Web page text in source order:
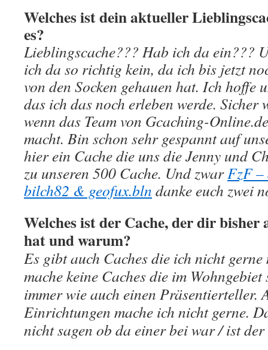
Welches ist dein aktueller
es?
Lieblingscache??? Hab ich da ein???
ich da so richtig kein, da ich bis jetzt
von den Socken gehauen hat. Ich hoffe
das ich das noch erleben werde. Sicher
wenn das Team von Gcaching-
macht. Bin schon sehr gespannt auf
hier ein Cache die uns die Jenny und
zu unseren 500 Cache. Und zwarFzF –
bilch82 & geofux.bln danke euch zwei
Welches ist der Cache, der dir bisher
hat und warum?
Es gibt auch Caches die ich nicht
mache keine Caches die im
immer wie auch einen Präsentierteller.
Einrichtungen mache ich nicht gerne.
nicht sagen ob da einer bei war / ist